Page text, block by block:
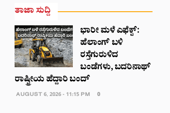
ತಾಜಾ ಸುದ್ದಿ
ಭಾರೀ ಮಳೆ ಎಫೆಕ್ಟ್‌:
ಹೆಲಾಂಗ್ ಬಳಿ
ರಸ್ತೆಗುರುಳಿದ
ಬಂಡೆಗಳು, ಬದರಿನಾಥ್‌
ರಾಷ್ಟ್ರೀಯ ಹೆದ್ದಾರಿ ಬಂದ್‌
AUGUST 6, 2026 - 11:15 PM 0